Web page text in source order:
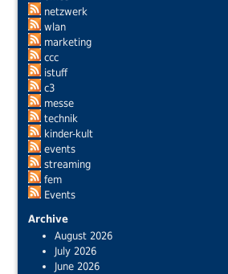
netzwerk
wlan
marketing
ccc
istuff
c3
messe
technik
kinder-kult
events
streaming
fem
Events
Archive
August 2026
July 2026
June 2026